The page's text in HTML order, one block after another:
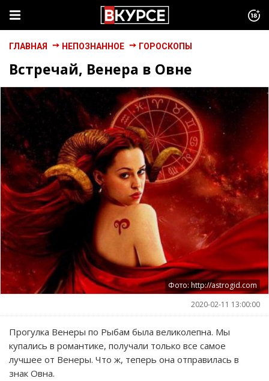
ГЛАВНАЯ НЕПОЗНАННОЕ ГОРОСКОПЫ
Встречай, Венера в Овне
Фото: http://astrogid.com
2020-02-11 13:00:00
Прогулка Венеры по Рыбам была великолепна. Мы
купались в романтике, получали только все самое
лучшее от Венеры. Что ж, теперь она отправилась в
знак Овна.